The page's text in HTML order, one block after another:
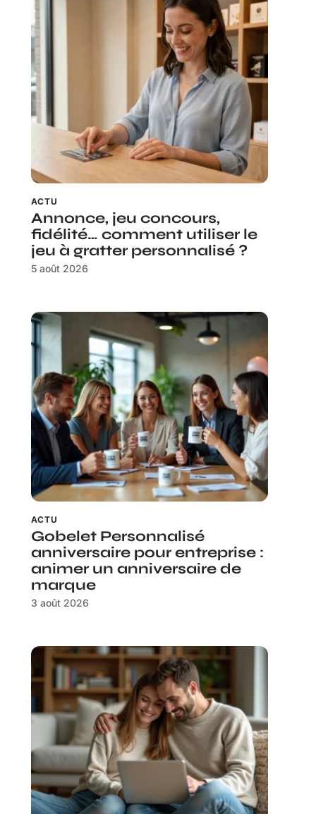
ACTU
Annonce, jeu concours,
fidélité… comment utiliser le
jeu à gratter personnalisé ?
5 août 2026
ACTU
Gobelet Personnalisé
anniversaire pour entreprise :
animer un anniversaire de
marque
3 août 2026